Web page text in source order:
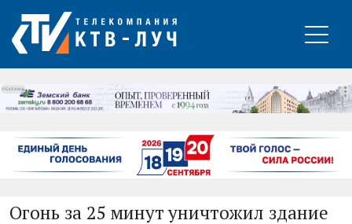
РЕКЛАМА
Огонь за 25 минут уничтожил здание